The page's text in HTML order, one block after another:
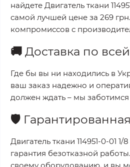
найдете Двигатель ткани
самой лучшей цене за 269 грн.
компромиссов с
🚚 Доставка по
Где бы вы ни находились в
ваш заказ надежно и
должен ждать – мы
🛡️
Двигатель ткани 114951-0-01 1/
гарантия безотказной